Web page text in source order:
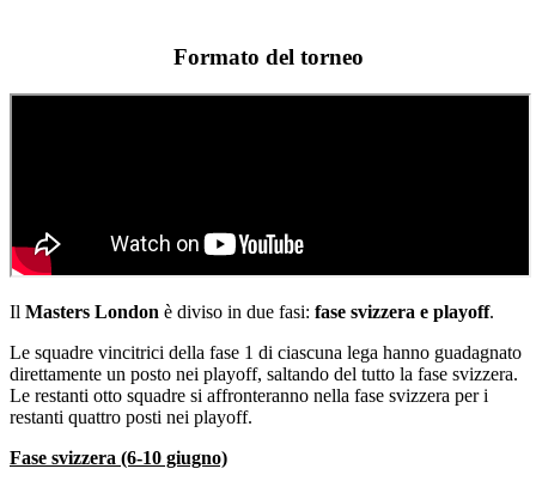
Formato del torneo
Il Masters London è diviso in due fasi: fase svizzera e playoff.
Le squadre vincitrici della fase 1 di ciascuna lega hanno guadagnato
direttamente un posto nei playoff, saltando del tutto la fase svizzera.
Le restanti otto squadre si affronteranno nella fase svizzera per i
restanti quattro posti nei playoff.
Fase svizzera (6-10 giugno)